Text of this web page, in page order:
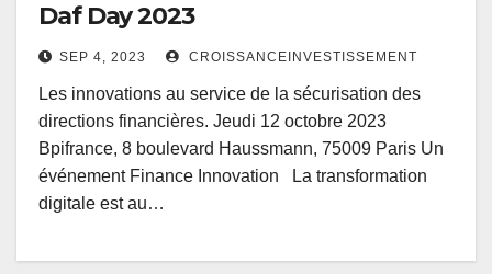
Daf Day 2023
SEP 4, 2023 CROISSANCEINVESTISSEMENT
Les innovations au service de la sécurisation des
directions financières. Jeudi 12 octobre 2023
Bpifrance, 8 boulevard Haussmann, 75009 Paris Un
événement Finance Innovation La transformation
digitale est au…